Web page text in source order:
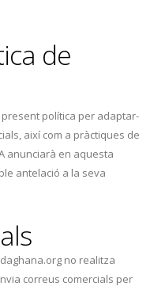
de
present política per adaptar-
així com a pràctiques de
anunciarà en aquesta
antelació a la seva
no realitza
correus comercials per